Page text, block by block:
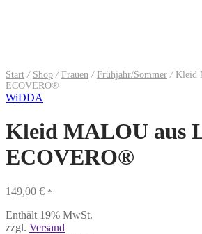
Start / Shop / Frauen / Frühjahr/Sommer /Kleid
ECOVERO®
WiDDA
Kleid MALOU aus
ECOVERO®
149,00 € *
Enthält 19% MwSt.
zzgl. Versand